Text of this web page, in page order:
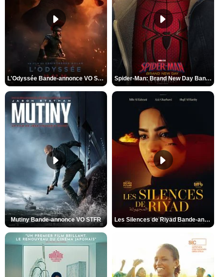
L'Odyssée Bande-annonce VO STFR Spider-Man: Brand New Day Bande-annonce VO STFR
Mutiny Bande-annonce VO STFR Les Silences de Riyad Bande-annonce VO STFR